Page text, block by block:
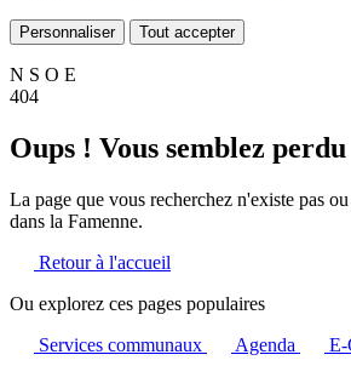
Personnaliser Tout accepter
N S O E
404
Oups ! Vous semblez perdu
La page que vous recherchez n'existe pas
dans la Famenne.
Retour à l'accueil
Ou explorez ces pages populaires
Services communaux
Agenda
E-